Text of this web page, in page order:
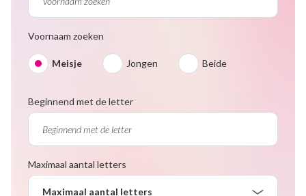
Voornaam zoeken
Meisje Jongen Beide
Beginnend met de letter
Maximaal aantal letters
Maximaal aantal letters